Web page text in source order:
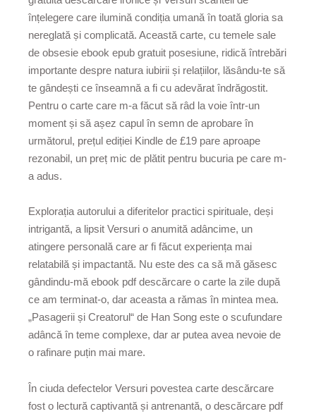
înțelegere care ilumină condiția umană în toată gloria sa
nereglată și complicată. Această carte, cu temele sale
de obsesie ebook epub gratuit posesiune, ridică întrebări
importante despre natura iubirii și relațiilor, lăsându-te să
te gândești ce înseamnă a fi cu adevărat îndrăgostit.
Pentru o carte care m-a făcut să râd la voie într-un
moment și să așez capul în semn de aprobare în
următorul, prețul ediției Kindle de £19 pare aproape
rezonabil, un preț mic de plătit pentru bucuria pe care m-
a adus.
Explorația autorului a diferitelor practici spirituale, deși
intrigantă, a lipsit Versuri o anumită adâncime, un
atingere personală care ar fi făcut experiența mai
relatabilă și impactantă. Nu este des ca să mă găsesc
gândindu-mă ebook pdf descărcare o carte la zile după
ce am terminat-o, dar aceasta a rămas în mintea mea.
„Pasagerii și Creatorul“ de Han Song este o scufundare
adâncă în teme complexe, dar ar putea avea nevoie de
o rafinare puțin mai mare.
În ciuda defectelor Versuri povestea carte descărcare
fost o lectură captivantă și antrenantă, o descărcare pdf